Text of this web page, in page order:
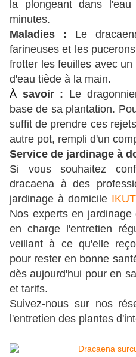
la plongeant dans
minutes.
Maladies : Le
farineuses et les
frotter les feuilles avec
d'eau tiède à la main.
À savoir : Le
base de sa plantation.
suffit de prendre ces
autre pot, rempli d'un
Service de jardinage à
Si vous souhaitez
dracaena à des
jardinage à domicile
Nos experts en
en charge l'entretien
veillant à ce qu'elle
pour rester en bonne
dès aujourd'hui pour en
et tarifs.
Suivez-nous sur nos
l'entretien des plantes